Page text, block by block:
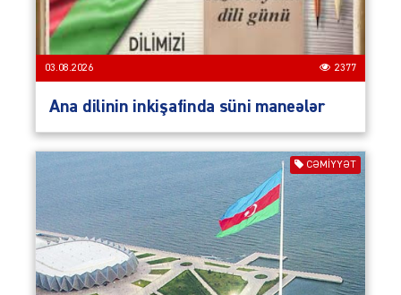
03.08.2026 2377
Ana dilinin inkişafinda süni maneələr
CƏMIYYƏT